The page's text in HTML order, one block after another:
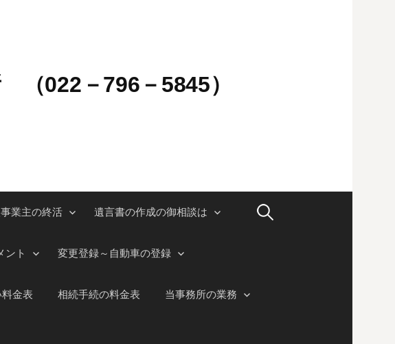
（022－796－5845）
業主の終活 遺言書の作成の御相談は
ント 変更登録～自動車の登録
金表 相続手続の料金表 当事務所の業務
検